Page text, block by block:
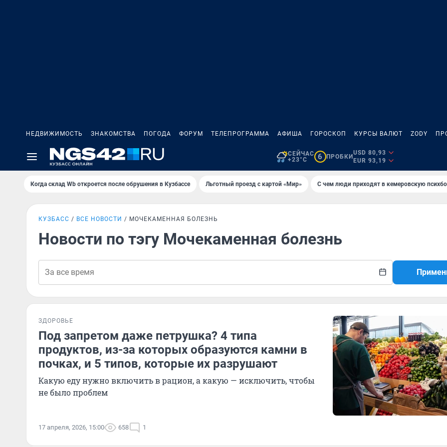
НЕДВИЖИМОСТЬ ЗНАКОМСТВА ПОГОДА ФОРУМ ТЕЛЕПРОГРАММА АФИША ГОРОСКОП КУРСЫ ВАЛЮТ ZODY
СЕЙЧАС
+23°C
6 ПРОБКИ
USD 80,93
EUR 93,19
Когда склад Wb откроется после обрушения в Кузбассе Льготный проезд с картой «Мир» С чем люди приходят в кемеровскую
КУЗБАСС ВСЕ НОВОСТИ МОЧЕКАМЕННАЯ БОЛЕЗНЬ
Новости по тэгу Мочекаменная болезнь
ЗДОРОВЬЕ
Под запретом даже петрушка? 4 типа
продуктов, из-за которых образуются камни в
почках, и 5 типов, которые их разрушают
Какую еду нужно включить в рацион, а какую — исключить, чтобы
не было проблем
17 апреля, 2026, 15:00 658 1